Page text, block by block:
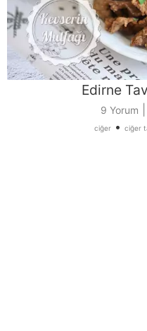
Edirne
9 Yorum
ciğer• ciğer